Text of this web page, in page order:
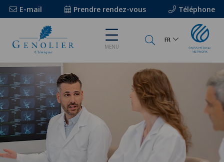
E-mail Prendre rendez-vous Téléphone
MENU
FR